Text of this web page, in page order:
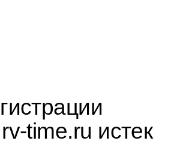
time.ru истек